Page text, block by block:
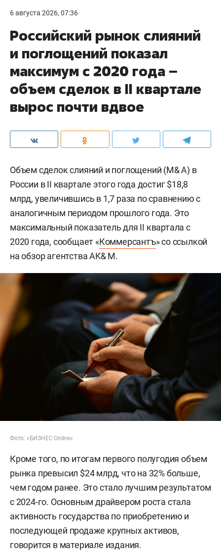
6 августа 2026, 07:36
Российский рынок слияний
и поглощений показал
максимум с 2020 года –
объем сделок в II квартале
вырос почти вдвое
Объем сделок слияний и поглощений (M& A) в
России в II квартале этого года достиг $18,8
млрд, увеличившись в 1,7 раза по сравнению с
аналогичным периодом прошлого года. Это
максимальный показатель для II квартала с
2020 года, сообщает «Коммерсантъ» со ссылкой
на обзор агентства AK& M.
Фото: «БИЗНЕС Online»
Кроме того, по итогам первого полугодия объем
рынка превысил $24 млрд, что на 32% больше,
чем годом ранее. Это стало лучшим результатом
с 2024-го. Основным драйвером роста стала
активность государства по приобретению и
последующей продаже крупных активов,
говорится в материале издания.